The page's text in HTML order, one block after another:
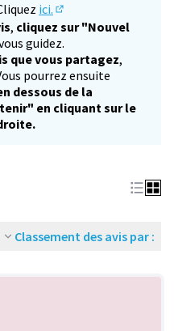
ici.
(S'ouvre dans un
, cliquez sur "Nouvel
guidez.
que vous partagez,
pourrez ensuite
dessous de la
en cliquant sur le
Classement des avis par :